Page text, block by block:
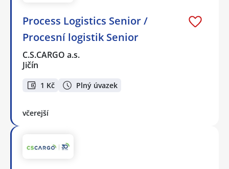
Process Logistics Senior /
Procesní logistik Senior
C.S.CARGO a.s.
Jičín
1 Kč Plný úvazek
včerejší